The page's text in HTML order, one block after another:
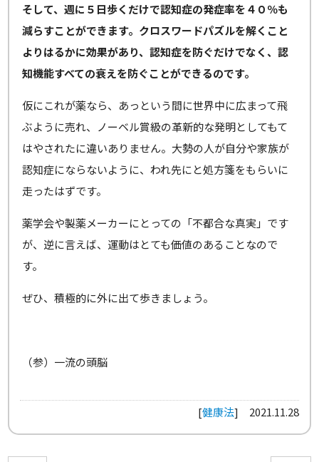
そして、週に５日歩くだけで認知症の発症率を４０％も
減らすことができます。クロスワードパズルを解くこと
よりはるかに効果があり、認知症を防ぐだけでなく、認
知機能すべての衰えを防ぐことができるのです。
仮にこれが薬なら、あっという間に世界中に広まって飛
ぶように売れ、ノーベル賞級の革新的な発明としてもて
はやされたに違いありません。大勢の人が自分や家族が
認知症にならないように、われ先にと処方箋をもらいに
走ったはずです。
薬学会や製薬メーカーにとっての「不都合な真実」です
が、逆に言えば、運動はとても価値のあることなので
す。
ぜひ、積極的に外に出て歩きましょう。
（参）一流の頭脳
[健康法] 2021.11.28